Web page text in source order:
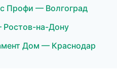
Профи — Волгоград
на-Дону
Дом — Краснодар